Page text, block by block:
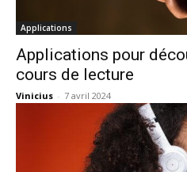
Applications
Applications pour
cours de lecture
Vinicius - 7 avril 2024